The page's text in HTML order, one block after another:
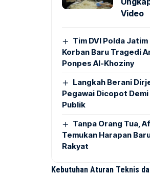
Video
Tim DVI Polda
Korban Baru Tragedi
Ponpes Al-Khoziny
Langkah Berani
Pegawai Dicopot
Publik
Tanpa Orang Tua,
Temukan Harapan
Rakyat
Kebutuhan Aturan Teknis